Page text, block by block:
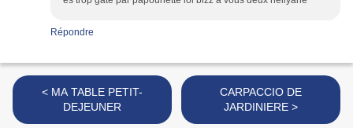
Répondre
< MA TABLE PETIT-
DEJEUNER
CARPACCIO DE
JARDINIERE >